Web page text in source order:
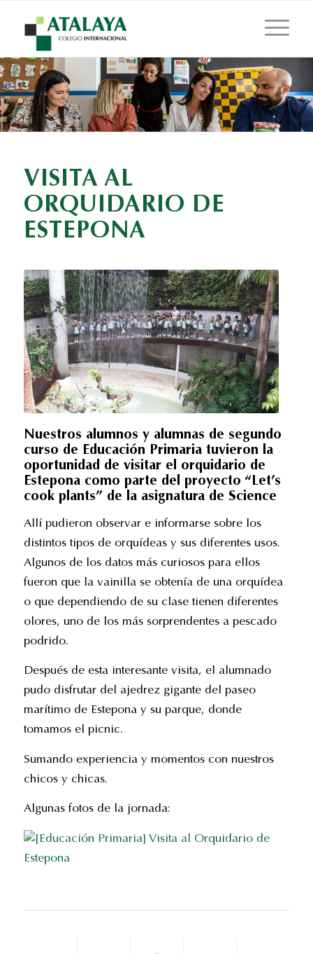
VISITA AL
ORQUIDARIO DE
ESTEPONA
Nuestros alumnos y alumnas de segundo
curso de Educación Primaria tuvieron la
oportunidad de visitar el orquidario de
Estepona como parte del proyecto “Let’s
cook plants” de la asignatura de Science
Allí pudieron observar e informarse sobre los
distintos tipos de orquídeas y sus diferentes usos.
Algunos de los datos más curiosos para ellos
fueron que la vainilla se obtenía de una orquídea
o que dependiendo de su clase tienen diferentes
olores, uno de los más sorprendentes a pescado
podrido.
Después de esta interesante visita, el alumnado
pudo disfrutar del ajedrez gigante del paseo
marítimo de Estepona y su parque, donde
tomamos el picnic.
Sumando experiencia y momentos con nuestros
chicos y chicas.
Algunas fotos de la jornada: